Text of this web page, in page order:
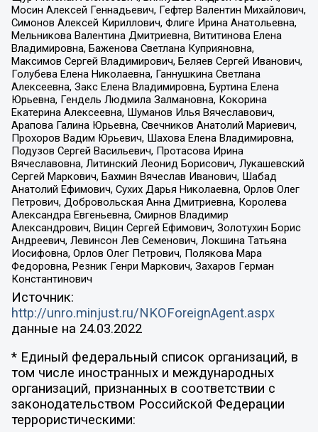
Мосин Алексей Геннадьевич, Гефтер Валентин Михайлович,
Симонов Алексей Кириллович, Флиге Ирина Анатольевна,
Мельникова Валентина Дмитриевна, Вититинова Елена
Владимировна, Баженова Светлана Куприяновна,
Максимов Сергей Владимирович, Беляев Сергей Иванович,
Голубева Елена Николаевна, Ганнушкина Светлана
Алексеевна, Закс Елена Владимировна, Буртина Елена
Юрьевна, Гендель Людмила Залмановна, Кокорина
Екатерина Алексеевна, Шуманов Илья Вячеславович,
Арапова Галина Юрьевна, Свечников Анатолий Мариевич,
Прохоров Вадим Юрьевич, Шахова Елена Владимировна,
Подузов Сергей Васильевич, Протасова Ирина
Вячеславовна, Литинский Леонид Борисович, Лукашевский
Сергей Маркович, Бахмин Вячеслав Иванович, Шабад
Анатолий Ефимович, Сухих Дарья Николаевна, Орлов Олег
Петрович, Добровольская Анна Дмитриевна, Королева
Александра Евгеньевна, Смирнов Владимир
Александрович, Вицин Сергей Ефимович, Золотухин Борис
Андреевич, Левинсон Лев Семенович, Локшина Татьяна
Иосифовна, Орлов Олег Петрович, Полякова Мара
Федоровна, Резник Генри Маркович, Захаров Герман
Константинович
Источник:
http://unro.minjust.ru/NKOForeignAgent.aspx
данные на 24.03.2022
* Единый федеральный список организаций, в
том числе иностранных и международных
организаций, признанных в соответствии с
законодательством Российской Федерации
террористическими: